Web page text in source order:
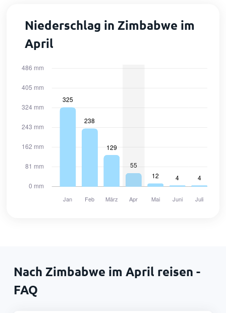
Niederschlag in Zimbabwe im
April
Nach Zimbabwe im April reisen -
FAQ